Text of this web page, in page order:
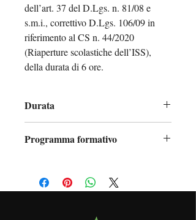
dell’art. 37 del D.Lgs. n. 81/08 e
s.m.i., correttivo D.Lgs. 106/09 in
riferimento al CS n. 44/2020
(Riaperture scolastiche dell’ISS),
della durata di 6 ore.
Durata
Programma formativo
anticontagio COVID-19;
Definizioni generali;
Malattia e contagi;